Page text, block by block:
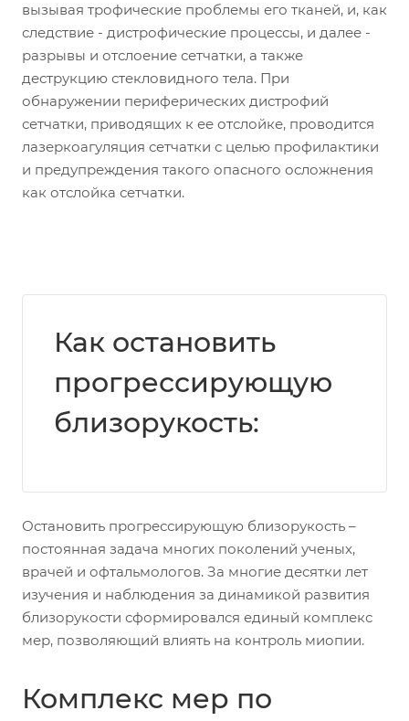
вызывая трофические проблемы его тканей, и, как
следствие - дистрофические процессы, и далее -
разрывы и отслоение сетчатки, а также
деструкцию стекловидного тела. При
обнаружении периферических дистрофий
сетчатки, приводящих к ее отслойке, проводится
лазеркоагуляция сетчатки с целью профилактики
и предупреждения такого опасного осложнения
как отслойка сетчатки.
Как остановить
прогрессирующую
близорукость:
Остановить прогрессирующую близорукость –
постоянная задача многих поколений ученых,
врачей и офтальмологов. За многие десятки лет
изучения и наблюдения за динамикой развития
близорукости сформировался единый комплекс
мер, позволяющий влиять на контроль миопии.
Комплекс мер по